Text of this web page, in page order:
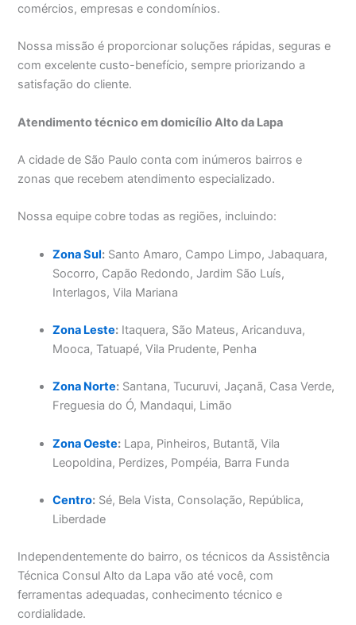
comércios, empresas e condomínios.
Nossa missão é proporcionar soluções rápidas, seguras e
com excelente custo-benefício, sempre priorizando a
satisfação do cliente.
Atendimento técnico em domicílio Alto da Lapa
A cidade de São Paulo conta com inúmeros bairros e
zonas que recebem atendimento especializado.
Nossa equipe cobre todas as regiões, incluindo:
Zona Sul: Santo Amaro, Campo Limpo, Jabaquara,
Socorro, Capão Redondo, Jardim São Luís,
Interlagos, Vila Mariana
Zona Leste: Itaquera, São Mateus, Aricanduva,
Mooca, Tatuapé, Vila Prudente, Penha
Zona Norte: Santana, Tucuruvi, Jaçanã, Casa Verde,
Freguesia do Ó, Mandaqui, Limão
Zona Oeste: Lapa, Pinheiros, Butantã, Vila
Leopoldina, Perdizes, Pompéia, Barra Funda
Centro: Sé, Bela Vista, Consolação, República,
Liberdade
Independentemente do bairro, os técnicos da Assistência
Técnica Consul Alto da Lapa vão até você, com
ferramentas adequadas, conhecimento técnico e
cordialidade.